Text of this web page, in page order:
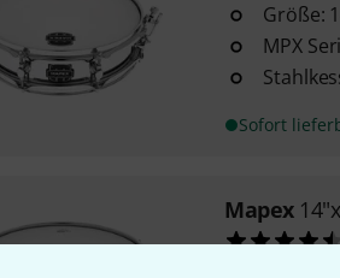
Größe:
MPX
Sofort
Mapex